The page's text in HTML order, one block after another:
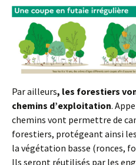
Par ailleurs, les forestiers
chemins d’exploitation.
chemins vont permettre de
forestiers, protégeant ainsi
la végétation basse (ronces,
Ils seront réutilisés par les